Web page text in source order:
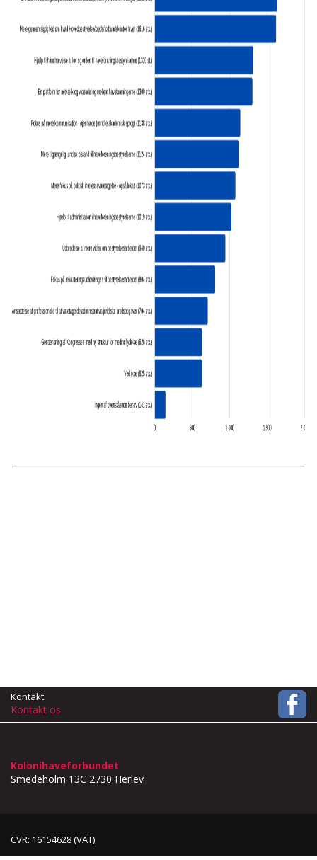
Kolonihaveforbundet
Smedeholm 13C 2730 Herlev
Kontakt
Kontakt os
CVR: 16154628 (VAT)